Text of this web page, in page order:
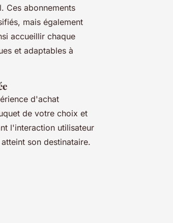
Ces abonnements
mais également
accueillir chaque
et adaptables à
d'achat
de votre choix et
l'interaction utilisateur
son destinataire.